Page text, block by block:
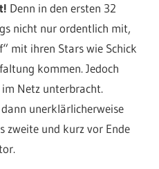
Denn in den ersten 32
nicht nur ordentlich mit,
mit ihren Stars wie Schick
kommen. Jedoch
Netz unterbracht.
unerklärlicherweise
zweite und kurz vor Ende